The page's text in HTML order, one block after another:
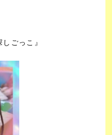
ごっこ』